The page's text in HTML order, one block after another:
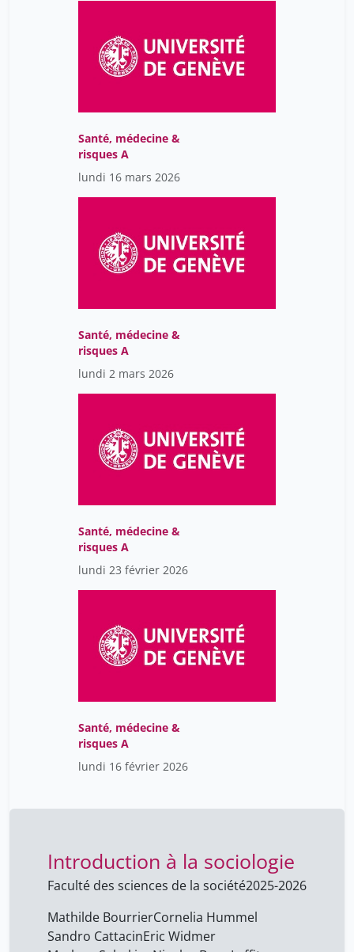
Santé, médecine &
risques A
lundi 16 mars 2026
Santé, médecine &
risques A
lundi 2 mars 2026
Santé, médecine &
risques A
lundi 23 février 2026
Santé, médecine &
risques A
lundi 16 février 2026
Introduction à la sociologie
Faculté des sciences de la société2025-2026
Mathilde BourrierCornelia Hummel
Sandro CattacinEric Widmer